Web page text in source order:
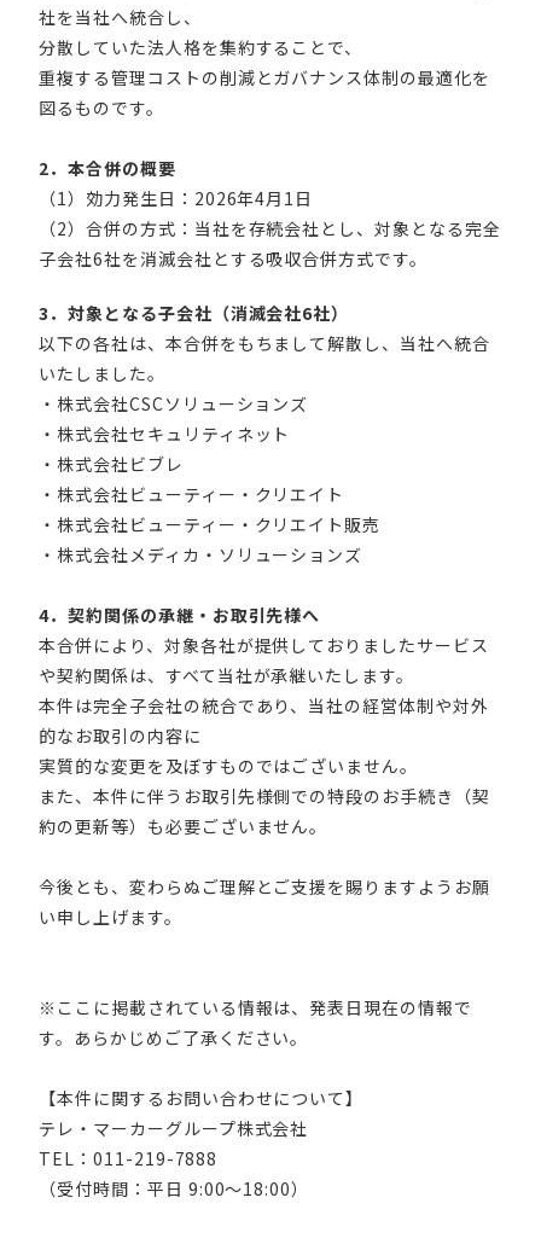
社を当社へ統合し、
分散していた法人格を集約することで、
重複する管理コストの削減とガバナンス体制の最適化を
図るものです。
2．本合併の概要
（1）効力発生日：2026年4月1日
（2）合併の方式：当社を存続会社とし、対象となる完全
子会社6社を消滅会社とする吸収合併方式です。
3．対象となる子会社（消滅会社6社）
以下の各社は、本合併をもちまして解散し、当社へ統合
いたしました。
・株式会社CSCソリューションズ
・株式会社セキュリティネット
・株式会社ビブレ
・株式会社ビューティー・クリエイト
・株式会社ビューティー・クリエイト販売
・株式会社メディカ・ソリューションズ
4．契約関係の承継・お取引先様へ
本合併により、対象各社が提供しておりましたサービス
や契約関係は、すべて当社が承継いたします。
本件は完全子会社の統合であり、当社の経営体制や対外
的なお取引の内容に
実質的な変更を及ぼすものではございません。
また、本件に伴うお取引先様側での特段のお手続き（契
約の更新等）も必要ございません。
今後とも、変わらぬご理解とご支援を賜りますようお願
い申し上げます。
※ここに掲載されている情報は、発表日現在の情報で
す。あらかじめご了承ください。
【本件に関するお問い合わせについて】
テレ・マーカーグループ株式会社
TEL：011-219-7888
（受付時間：平日 9:00～18:00）